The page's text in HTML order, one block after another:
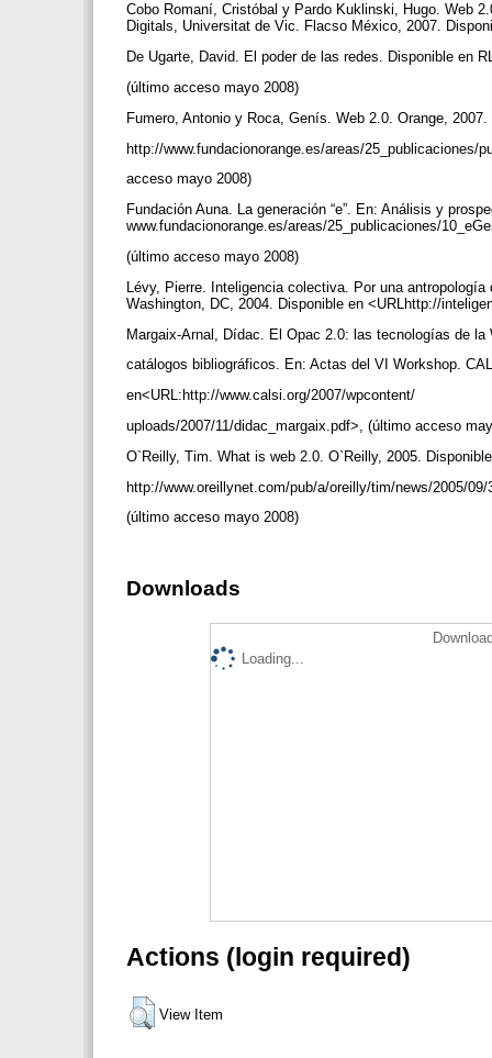
Cobo Romaní, Cristóbal y Pardo Kuklinski, Hugo. Web
Digitals, Universitat de Vic. Flacso México, 2007.
De Ugarte, David. El poder de las redes. Disponible en
(último acceso mayo 2008)
Fumero, Antonio y Roca, Genís. Web 2.0. Orange,
http://www.fundacionorange.es/areas/25_publicaciones/
acceso mayo 2008)
Fundación Auna. La generación “e”. En: Análisis y
www.fundacionorange.es/areas/25_publicaciones/
(último acceso mayo 2008)
Lévy, Pierre. Inteligencia colectiva. Por una
Washington, DC, 2004. Disponible en <URLhttp://
Margaix-Arnal, Dídac. El Opac 2.0: las tecnologías de
catálogos bibliográficos. En: Actas del VI Workshop.
en<URL:http://www.calsi.org/2007/wpcontent/
uploads/2007/11/didac_margaix.pdf>, (último acceso
O`Reilly, Tim. What is web 2.0. O`Reilly, 2005.
http://www.oreillynet.com/pub/a/oreilly/tim/news/2005/
(último acceso mayo 2008)
Downloads
Loading...
Actions (login required)
View Item